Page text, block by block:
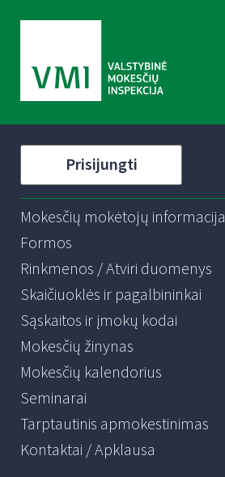
Prisijungti
Mokesčių mokėtojų informacija
Formos
Rinkmenos / Atviri duomenys
Skaičiuoklės ir pagalbininkai
Sąskaitos ir įmokų kodai
Mokesčių žinynas
Mokesčių kalendorius
Seminarai
Tarptautinis apmokestinimas
Kontaktai / Apklausa